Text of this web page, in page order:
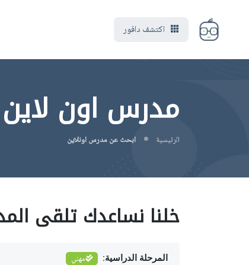
اكتشف دافور
مدرس اون
الرئيسية ابحث عن مدرس اونلاين
خلنا نساعدك تلقى
المرحلة الدراسية: مهني